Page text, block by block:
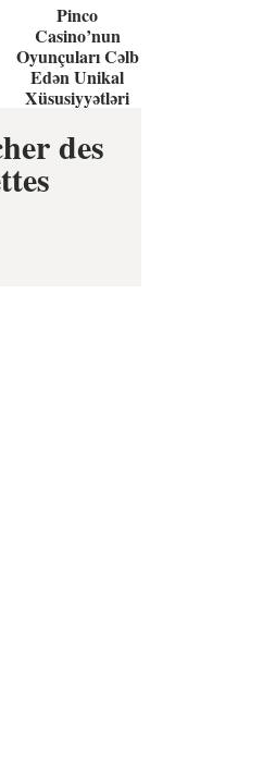
Pinco
Casino’nun
Oyunçuları Cəlb
Edən Unikal
Xüsusiyyətləri
des